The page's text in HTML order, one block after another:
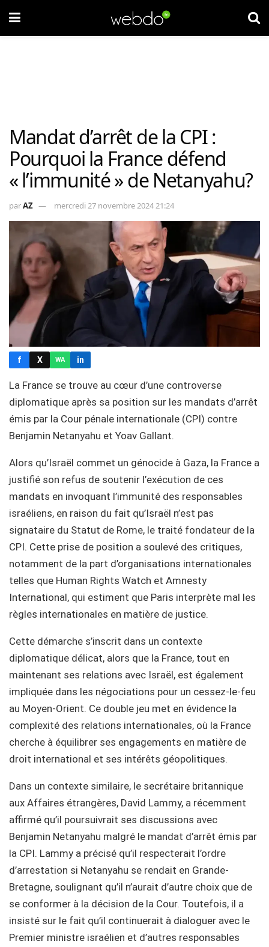
Mandat d’arrêt de la CPI :
Pourquoi la France défend
« l’immunité » de Netanyahu?
parAZ mercredi 27 novembre 2024 21:24
f X WA in
La France se trouve au cœur d’une controverse
diplomatique après sa position sur les mandats d’arrêt
émis par la Cour pénale internationale (CPI) contre
Benjamin Netanyahu et Yoav Gallant.
Alors qu’Israël commet un génocide à Gaza, la France a
justifié son refus de soutenir l’exécution de ces
mandats en invoquant l’immunité des responsables
israéliens, en raison du fait qu’Israël n’est pas
signataire du Statut de Rome, le traité fondateur de la
CPI. Cette prise de position a soulevé des critiques,
notamment de la part d’organisations internationales
telles que Human Rights Watch et Amnesty
International, qui estiment que Paris interprète mal les
règles internationales en matière de justice.
Cette démarche s’inscrit dans un contexte
diplomatique délicat, alors que la France, tout en
maintenant ses relations avec Israël, est également
impliquée dans les négociations pour un cessez-le-feu
au Moyen-Orient. Ce double jeu met en évidence la
complexité des relations internationales, où la France
cherche à équilibrer ses engagements en matière de
droit international et ses intérêts géopolitiques.
Dans un contexte similaire, le secrétaire britannique
aux Affaires étrangères, David Lammy, a récemment
affirmé qu’il poursuivrait ses discussions avec
Benjamin Netanyahu malgré le mandat d’arrêt émis par
la CPI. Lammy a précisé qu’il respecterait l’ordre
d’arrestation si Netanyahu se rendait en Grande-
Bretagne, soulignant qu’il n’aurait d’autre choix que de
se conformer à la décision de la Cour. Toutefois, il a
insisté sur le fait qu’il continuerait à dialoguer avec le
Premier ministre israélien et d’autres responsables